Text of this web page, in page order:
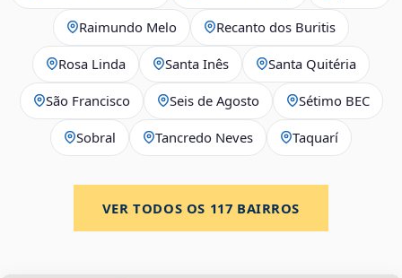
Raimundo Melo Recanto dos Buritis
Rosa Linda Santa Inês Santa Quitéria
São Francisco Seis de Agosto Sétimo BEC
Sobral Tancredo Neves Taquarí
VER TODOS OS 117 BAIRROS